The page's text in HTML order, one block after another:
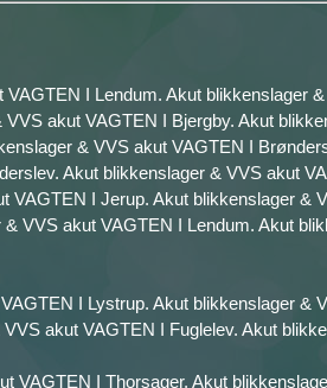
I Lendum. Akut blikkenslager
akut VAGTEN I Bjergby. Akut
& VVS akut VAGTEN I
Akut blikkenslager & VVS akut
I Jerup. Akut blikkenslager &
VVS akut VAGTEN I Lendum. Akut
I Lystrup. Akut blikkenslager &
akut VAGTEN I Fuglelev. Akut
VAGTEN I Thorsager. Akut